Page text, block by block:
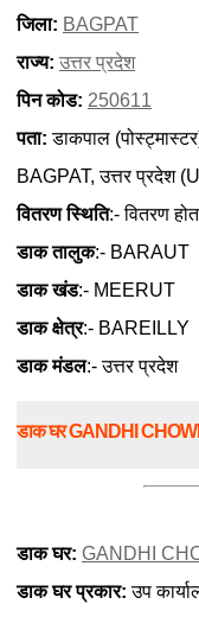
जिला: BAGPAT
राज्य: उत्तर प्रदेश
पिन कोड: 250611
पता: डाकपाल
BAGPAT, उत्तर प्रदेश
वितरण स्थिति:- वितरण
डाक तालुक:- BARAUT
डाक खंड:- MEERUT
डाक क्षेत्र:- BAREILLY
डाक मंडल:- उत्तर प्रदेश
डाक घर GANDHI
डाक घर: GANDHI
डाक घर प्रकार: उप